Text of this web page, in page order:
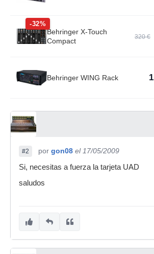
-32%
Behringer X-Touch
Compact
320 €
Behringer WING Rack
#2 por gon08 el 17/05/2009
Si, necesitas a fuerza la tarjeta UAD
saludos